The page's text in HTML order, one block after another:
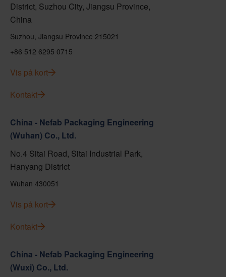
District, Suzhou City, Jiangsu Province,
China
Suzhou, Jiangsu Province 215021
+86 512 6295 0715
Vis på kort
Kontakt
China - Nefab Packaging Engineering
(Wuhan) Co., Ltd.
No.4 Sitai Road, Sitai Industrial Park,
Hanyang District
Wuhan 430051
Vis på kort
Kontakt
China - Nefab Packaging Engineering
(Wuxi) Co., Ltd.